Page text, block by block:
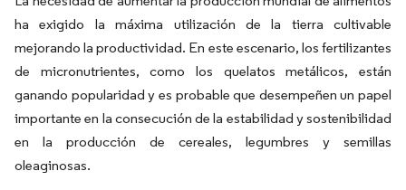
ha exigido la máxima utilización de la tierra cultivable
mejorando la productividad. En este escenario, los fertilizantes
de micronutrientes, como los quelatos metálicos, están
ganando popularidad y es probable que desempeñen un papel
importante en la consecución de la estabilidad y sostenibilidad
en la producción de cereales, legumbres y semillas
oleaginosas.